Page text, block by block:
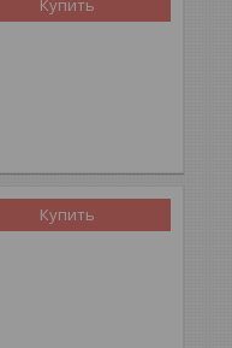
Купить
Купить